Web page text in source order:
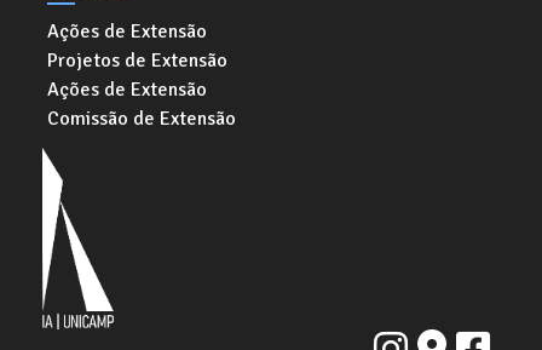
Ações de Extensão
Projetos de Extensão
Ações de Extensão
Comissão de Extensão